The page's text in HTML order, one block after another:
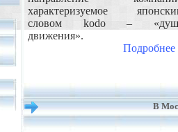
характеризуемое
словом kodo –
движения».
Подробнее
В